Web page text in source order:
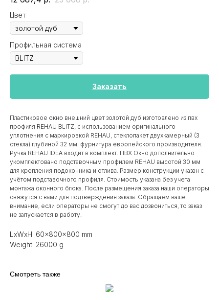
Цвет
Профильная система
Заказать
Пластиковое окно внешний цвет золотой дуб изготовлено из пвх
профиля REHAU BLITZ, с использованием оригинального
уплотнения с маркировкой REHAU, стеклопакет двухкамерный (3
стекла) глубиной 32 мм, фурнитура европейского производителя.
Ручка REHAU IDEA входит в комплект. ПВХ Окно дополнительно
укомплектовано подставочным профилем REHAU высотой 30 мм
для крепления подоконника и отлива. Размер конструкции указан c
учётом подставочного профиля. Стоимость указана без учета
монтажа оконного блока. После размещения заказа наши операторы
свяжутся с вами для подтверждения заказа. Обращаем ваше
внимание, если операторы не смогут до вас дозвониться, то заказ
не запускается в работу.
LxWxH: 60x800x800 mm
Weight: 26000 g
Смотреть также